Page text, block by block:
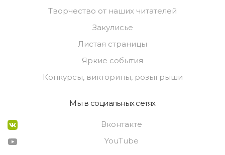
Творчество от наших читателей
Закулисье
Листая страницы
Яркие события
Конкурсы, викторины, розыгрыши
Мы в социальных сетях
Вконтакте
YouTube